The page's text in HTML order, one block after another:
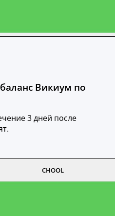
Викиум по
3 дней после
CHOOL